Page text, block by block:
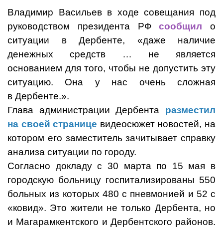
Владимир Васильев в ходе совещания под
руководством президента РФсообщил о
ситуации в Дербенте, «даже наличие
денежных средств … не является
основанием для того, чтобы не допустить эту
ситуацию. Она у нас очень сложная
в Дербенте.».
Глава администрации Дербента разместил
на своей странице видеосюжет новостей, на
котором его заместитель зачитывает справку
анализа ситуации по городу.
Согласно докладу с 30 марта по 15 мая в
городскую больницу госпитализированы 550
больных из которых 480 с пневмонией и 52 с
«ковид». Это жители не только Дербента, но
и Магарамкентского и Дербентского районов.